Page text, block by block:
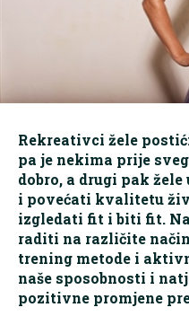
Rekreativci žele
pa je nekima prije
dobro, a drugi pak
i povećati kvalitetu
izgledati fit i biti fit.
raditi na različite
trening metode i
naše sposobnosti i
pozitivne promjene